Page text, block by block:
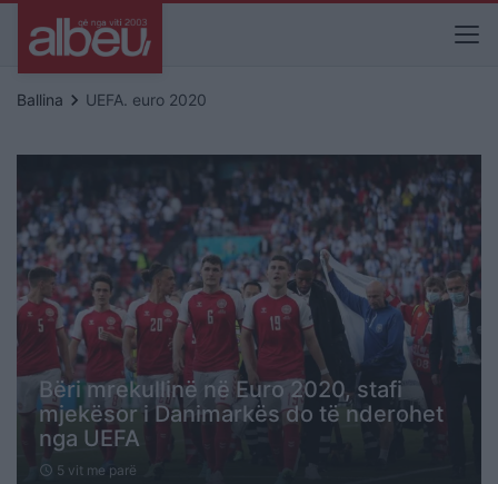
Ballina keyboard_arrow_right UEFA. euro 2020
Bëri mrekullinë në Euro 2020, stafi
mjekësor i Danimarkës do të nderohet
nga UEFA
schedule 5 vit me parë